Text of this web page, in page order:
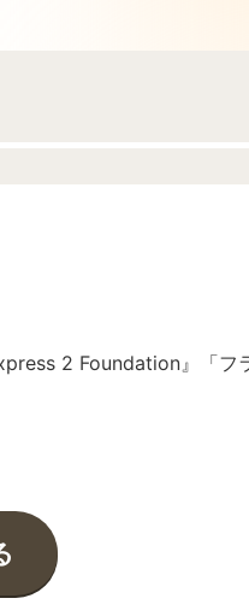
2 Foundation』「フ